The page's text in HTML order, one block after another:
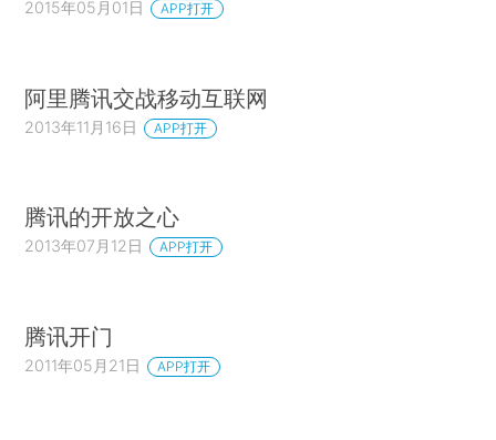
2015年05月01日 APP打开
阿里腾讯交战移动互联网
2013年11月16日 APP打开
腾讯的开放之心
2013年07月12日 APP打开
腾讯开门
2011年05月21日 APP打开